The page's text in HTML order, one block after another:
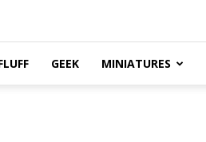
GEEK MINIATURES